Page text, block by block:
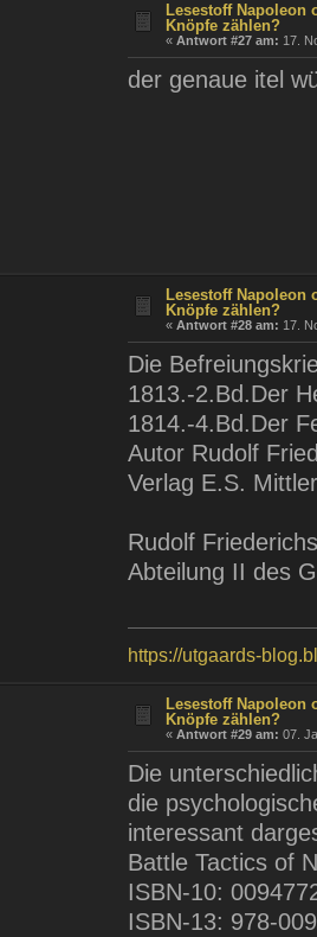
Lesestoff Napoleon
Knöpfe zählen?
«Antwort #27 am: 17.
der genaue itel
Lesestoff Napoleon
Knöpfe zählen?
«Antwort #28 am: 17.
Die
1813.-2.Bd.Der
1814.-4.Bd.Der
Autor Rudolf
Verlag E.S.
Rudolf
Abteilung II des
https://utgaards-
Lesestoff Napoleon
Knöpfe zählen?
«Antwort #29 am: 07.
Die
die
interessant
Battle Tactics of
ISBN-10:
ISBN-13: 978-